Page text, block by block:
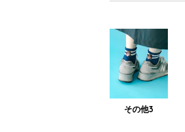
その他3